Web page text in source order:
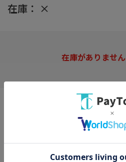
在庫： ×
在庫がありません
タイプ： ラージサイズモデル
記録メディアタイプ： メモリ
タッチパネル： ○
タッチパネル種類： 静電式